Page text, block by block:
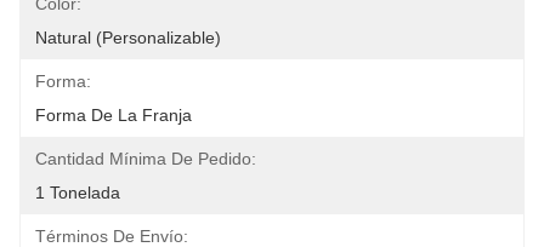
Natural (Personalizable)
Forma:
Forma De La Franja
Cantidad Mínima De Pedido:
1 Tonelada
Términos De Envío: